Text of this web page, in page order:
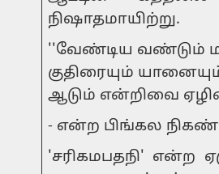
நிஷாதமாயிற்று.
''வேண்டிய வண்டும்
குதிரையும்
ஆடும் என்றிவை
- என்ற பிங்கல
'சரிகமபதநி' என்ற